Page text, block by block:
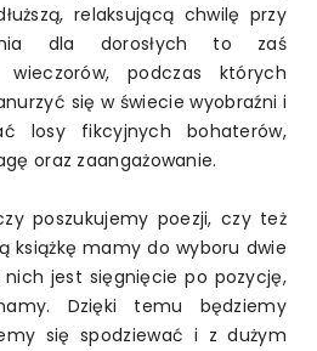
relaksującą chwilę przy
dla dorosłych to zaś
podczas których
się w świecie wyobraźni i
losy fikcyjnych bohaterów,
oraz zaangażowanie.
poszukujemy poezji, czy też
książkę mamy do wyboru dwie
nich jest sięgnięcie po pozycję,
Dzięki temu będziemy
się spodziewać i z dużym